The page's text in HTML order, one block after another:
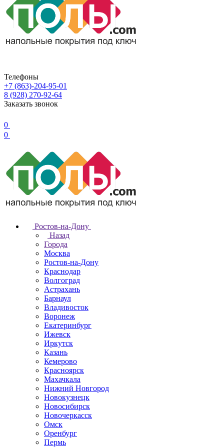
Телефоны
+7 (863)-204-95-01
8 (928) 270-92-64
Заказать звонок
0
0
Ростов-на-Дону
Назад
Города
Москва
Ростов-на-Дону
Краснодар
Волгоград
Астрахань
Барнаул
Владивосток
Воронеж
Екатеринбург
Ижевск
Иркутск
Казань
Кемерово
Красноярск
Махачкала
Нижний Новгород
Новокузнецк
Новосибирск
Новочеркаcск
Омск
Оренбург
Пермь